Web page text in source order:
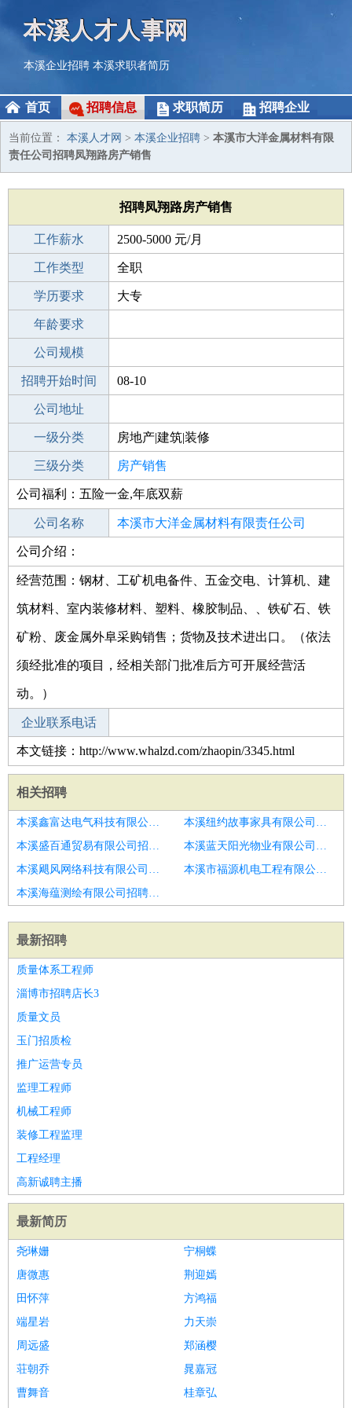
本溪人才人事网
本溪企业招聘 本溪求职者简历
首页 招聘信息 求职简历 招聘企业
当前位置： 本溪人才网 > 本溪企业招聘 > 本溪市大洋金属材料有限
责任公司招聘凤翔路房产销售
招聘凤翔路房产销售
工作薪水 2500-5000 元/月
招聘人数 1人
工作类型 全职
性别要求 -
学历要求 大专
工作经验
年龄要求
工作地点
公司规模
公司电话
招聘开始时间 08-10
招聘结束时间
公司地址
一级分类 房地产|建筑|装修
二级分类 房地产
三级分类 房产销售
其他行业 房地产业
公司福利：五险一金,年底双薪
公司名称 本溪市大洋金属材料有限责任公司
公司类型
公司介绍：
经营范围：钢材、工矿机电备件、五金交电、计算机、建
筑材料、室内装修材料、塑料、橡胶制品、、铁矿石、铁
矿粉、废金属外阜采购销售；货物及技术进出口。（依法
须经批准的项目，经相关部门批准后方可开展经营活
动。）
企业联系电话
本文链接：http://www.whalzd.com/zhaopin/3345.html
相关招聘
本溪鑫富达电气科技有限公司招聘选房顾问
本溪纽约故事家具有限公司招聘新盘经纪人
本溪盛百通贸易有限公司招聘楼盘驻场专员
本溪蓝天阳光物业有限公司招聘南昌贝壳找房
本溪飓风网络科技有限公司招聘房产销售高薪阶月入1W
本溪市福源机电工程有限公司招聘济南市置业顾问
本溪海蕴测绘有限公司招聘住商招销售月收入轻松过万包住宿
最新招聘
质量体系工程师
淄博市招聘店长3
质量文员
玉门招质检
推广运营专员
监理工程师
机械工程师
装修工程监理
工程经理
高新诚聘主播
最新简历
尧琳姗
宁桐蝶
唐微惠
荆迎嫣
田怀萍
方鸿福
端星岩
力天崇
周远盛
郑涵樱
荘朝乔
晁嘉冠
曹舞音
桂章弘